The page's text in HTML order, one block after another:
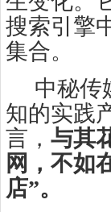
搜索引擎
集合。
中秘传
知的实践
言， 与其
网，不如
店”。